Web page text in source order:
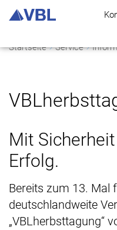
Startseite Service
Mit
Erfolg.
Bereits zum 13. Mal
deutschlandweite
„VBLherbsttagung“